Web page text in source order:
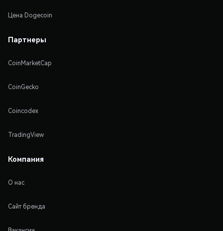
Цена Dogecoin
Партнеры
CoinMarketCap
CoinGecko
Coincodex
TradingView
Компания
О нас
Сайт бренда